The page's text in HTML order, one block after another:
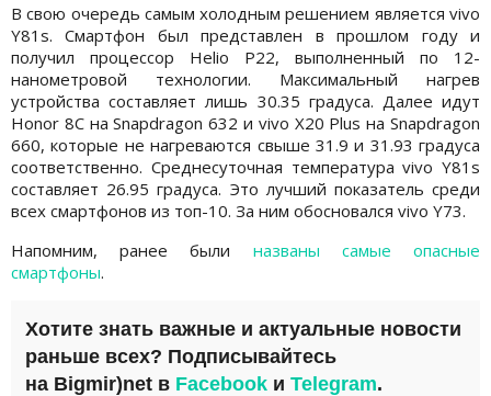
В свою очередь самым холодным решением является vivo
Y81s. Смартфон был представлен в прошлом году и
получил процессор Helio P22, выполненный по 12-
нанометровой технологии. Максимальный нагрев
устройства составляет лишь 30.35 градуса. Далее идут
Honor 8C на Snapdragon 632 и vivo X20 Plus на Snapdragon
660, которые не нагреваются свыше 31.9 и 31.93 градуса
соответственно. Среднесуточная температура vivo Y81s
составляет 26.95 градуса. Это лучший показатель среди
всех смартфонов из топ-10. За ним обосновался vivo Y73.
Напомним, ранее были названы самые опасные
смартфоны.
Хотите знать важные и актуальные новости
раньше всех? Подписывайтесь
на Bigmir)net в Facebook и Telegram.